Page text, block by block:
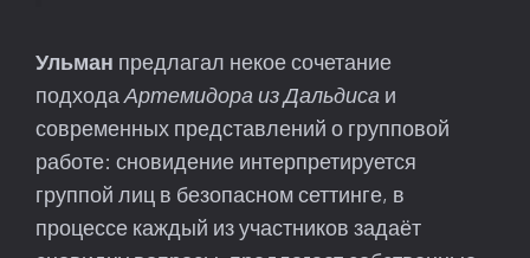
Ульман предлагал некое сочетание
подхода Артемидора из Дальдиса и
современных представлений о групповой
работе: сновидение интерпретируется
группой лиц в безопасном сеттинге, в
процессе каждый из участников задаёт